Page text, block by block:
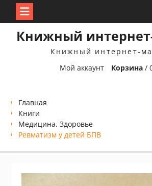
Книжный
Книжный интернет-
Мой аккаунт
Корзина /
Главная
Книги
Медицина. Здоровье
Ревматизм у детей БПВ